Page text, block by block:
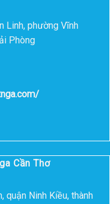
Linh, phường Vĩnh
Phòng
Cần Thơ
quận Ninh Kiều, thành